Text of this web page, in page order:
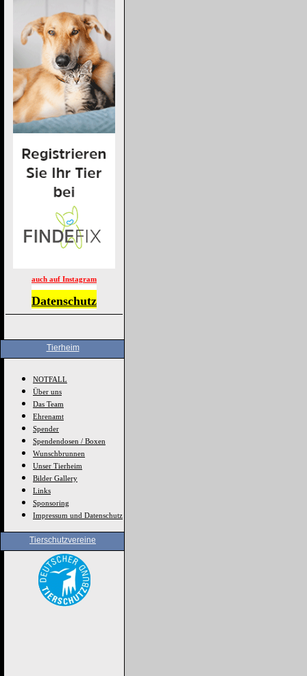
auch auf Instagram
Datenschutz
Tierheim
NOTFALL
Über uns
Das Team
Ehrenamt
Spender
Spendendosen / Boxen
Wunschbrunnen
Unser Tierheim
Bilder Gallery
Links
Sponsoring
Impressum und Datenschutz
Tierschutzvereine